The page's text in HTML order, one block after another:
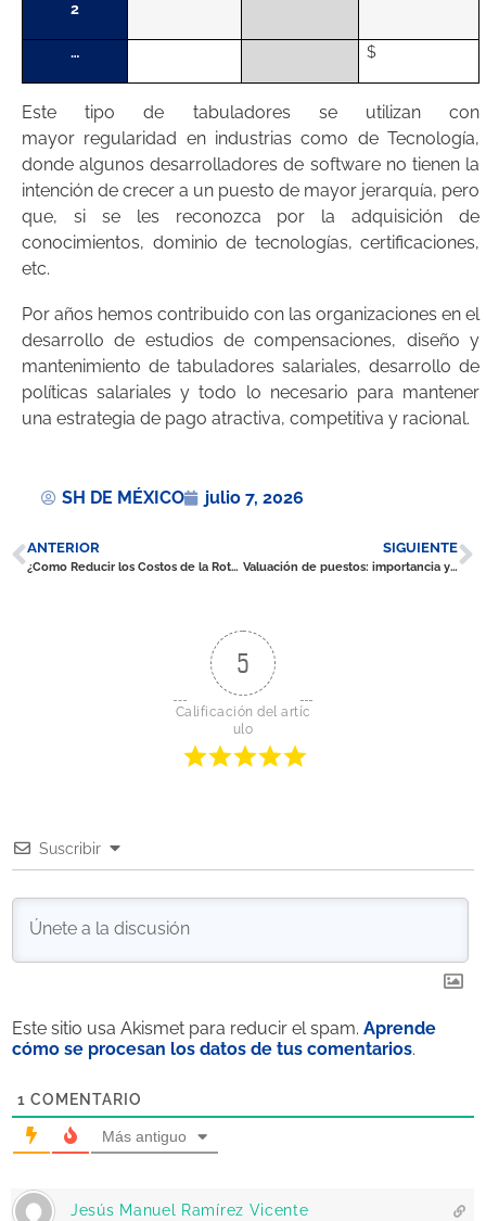
2
… $
Este tipo de tabuladores se utilizan con
mayor regularidad en industrias como de Tecnología,
donde algunos desarrolladores de software no tienen la
intención de crecer a un puesto de mayor jerarquía, pero
que, si se les reconozca por la adquisición de
conocimientos, dominio de tecnologías, certificaciones,
etc.
Por años hemos contribuido con las organizaciones en el
desarrollo de estudios de compensaciones, diseño y
mantenimiento de tabuladores salariales, desarrollo de
políticas salariales y todo lo necesario para mantener
una estrategia de pago atractiva, competitiva y racional.
SH DE MÉXICO julio 7, 2026
ANTERIOR
¿Como Reducir los Costos de la Rotación de Personal?
SIGUIENTE
Valuación de puestos: importancia y métodos
5
Calificación del artíc
ulo
Suscribir
Este sitio usa Akismet para reducir el spam. Aprende
cómo se procesan los datos de tus comentarios.
1 COMENTARIO
Más antiguo
Jesús Manuel Ramírez Vicente